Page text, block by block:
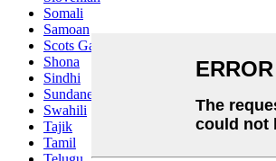
Somali
Samoan
Scots Gaelic
Shona
Sindhi
Sundanese
Swahili
Tajik
Tamil